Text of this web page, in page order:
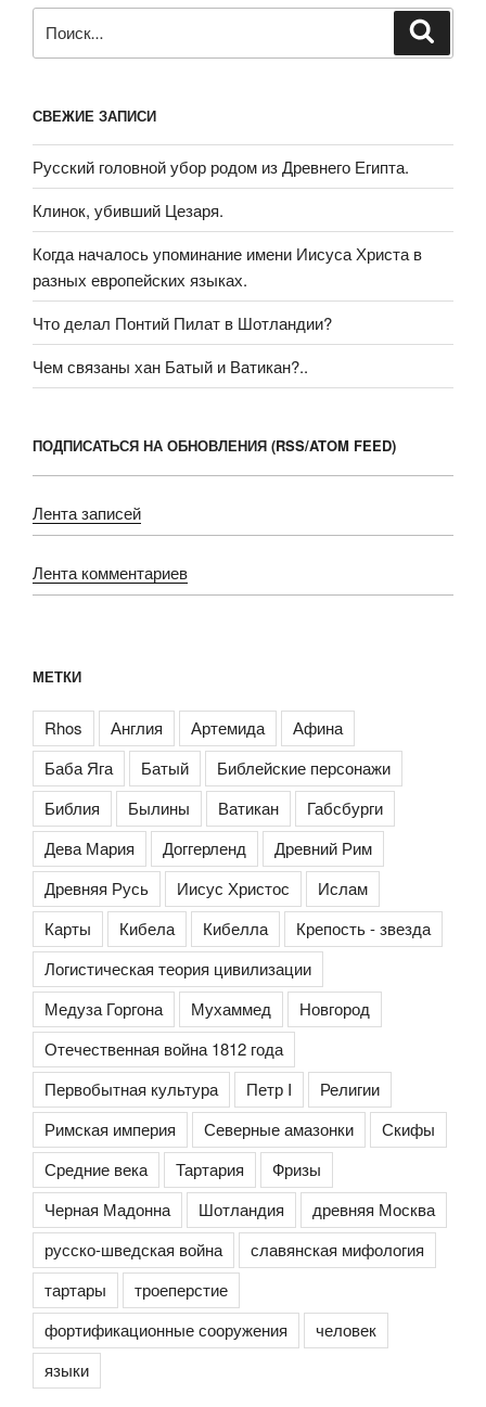
СВЕЖИЕ ЗАПИСИ
Русский головной убор родом из Древнего Египта.
Клинок, убивший Цезаря.
Когда началось упоминание имени Иисуса Христа в
разных европейских языках.
Что делал Понтий Пилат в Шотландии?
Чем связаны хан Батый и Ватикан?..
ПОДПИСАТЬСЯ НА ОБНОВЛЕНИЯ (RSS/ATOM FEED)
Лента записей
Лента комментариев
МЕТКИ
Rhos Англия Артемида
Афина
Баба Яга
Батый
Библейские персонажи
Библия
Былины Ватикан
Габсбурги
Дева Мария
Доггерленд
Древний Рим
Древняя Русь
Иисус Христос
Ислам
Карты
Кибела Кибелла
Крепость - звезда
Логистическая теория цивилизации
Медуза Горгона
Мухаммед
Новгород
Отечественная война 1812 года
Первобытная культура
Петр I
Религии
Римская империя
Северные амазонки
Скифы
Средние века
Тартария
Фризы
Черная Мадонна
Шотландия
древняя Москва
русско-шведская война
славянская мифология
тартары
троеперстие
фортификационные сооружения
человек
языки